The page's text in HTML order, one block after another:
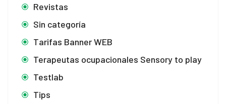
Panel
Panel
Panel
Revistas
Sin categoría
Tarifas Banner WEB
Terapeutas ocupacionales Sensory to play
Testlab
Tips